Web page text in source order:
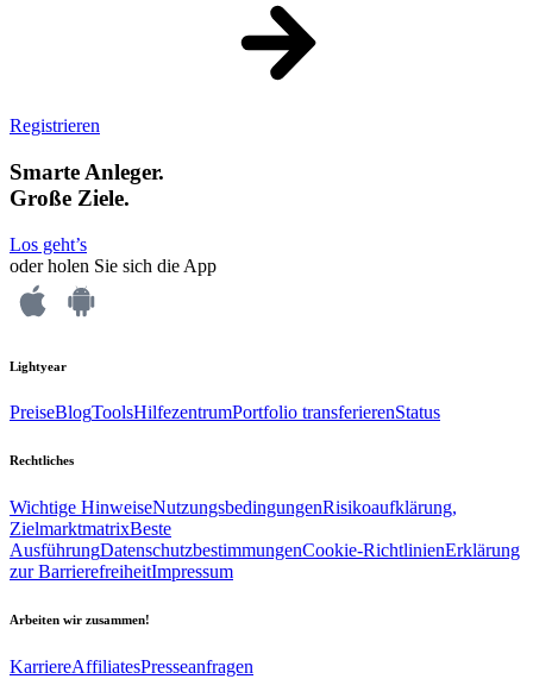
Registrieren
Smarte Anleger.
Große Ziele.
Los geht’s
oder holen Sie sich die App
Lightyear
PreiseBlogToolsHilfezentrumPortfolio transferierenStatus
Rechtliches
Wichtige HinweiseNutzungsbedingungenRisikoaufklärung,
ZielmarktmatrixBeste
AusführungDatenschutzbestimmungenCookie-RichtlinienErklärung
zur BarrierefreiheitImpressum
Arbeiten wir zusammen!
KarriereAffiliatesPresseanfragen